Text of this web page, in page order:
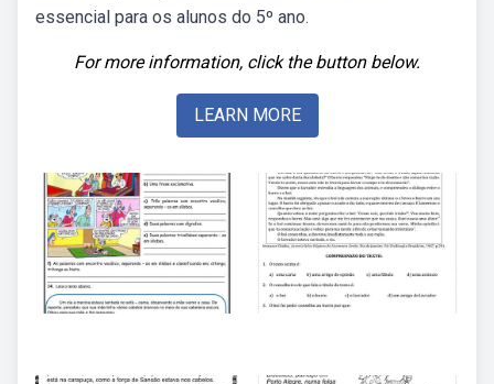
essencial para os alunos do 5º ano.
For more information, click the button below.
LEARN MORE